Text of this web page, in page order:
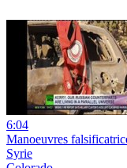
6:04
Manoeuvres
Syrie